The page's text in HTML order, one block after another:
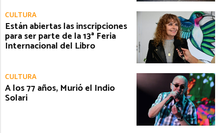
CULTURA
Están abiertas las inscripciones
para ser parte de la 13ª Feria
Internacional del Libro
CULTURA
A los 77 años, Murió el Indio
Solari